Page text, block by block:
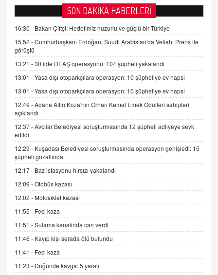
AV. DOĞAN CAN DOĞAN
Kişisel verilerin korunması ve dijital hukukun
gelişimi
15.09.2025 16:17
SEHER EREK
Kış Ayları Geldi, Hangi Önlemler Alınmalı?
9.12.2025 10:11
İNCİ GÜL AKÖL
06.07.2026 13:00
ADEM AKÖL
Esed Destekçilerinin Yüzüne Vurulan Şamar:
Sednaya
11.12.2024 12:30
DR. EKREM ASLAN
Gerçek Ne, Algı Ne? "Beraber Yürüyoruz"
Cümlesinin Peşinden
19.07.2025 12:45
GÖNÜL MENEKŞE
Şifacının Yolu
04.11.2025 12:56
SON DAKİKA HABERLERİ
16:30 - Bakan Çiftçi: Hedefimiz huzurlu ve güçlü bir Türkiye
15:52 -Cumhurbaşkanı Erdoğan, Suudi Arabistan'da Veliaht Prens ile
görüştü
13:21 -30 ilde DEAŞ operasyonu: 104 şüpheli yakalandı
13:01 -Yasa dışı otoparkçılara operasyon: 10 şüpheliye ev hapsi
13:01 -Yasa dışı otoparkçılara operasyon: 10 şüpheliye ev hapsi
12:49 -Adana Altın Koza'nın Orhan Kemal Emek Ödülleri sahipleri
açıklandı
12:37 -Avcılar Belediyesi soruşturmasında 12 şüpheli adliyeye sevk
edildi
12:29 - Kuşadası Belediyesi soruşturmasında operasyon genişledi: 15
şüpheli gözaltında
12:17 - Baz istasyonu hırsızı yakalandı
12:09 -Otobüs kazası
12:02 - Motosiklet kazası
11:55 - Feci kaza
11:51 -Sulama kanalında can verdi
11:46 - Kayıp kişi serada ölü bulundu
11:41 - Feci kaza
11:23 - Düğünde kavga: 5 yaralı